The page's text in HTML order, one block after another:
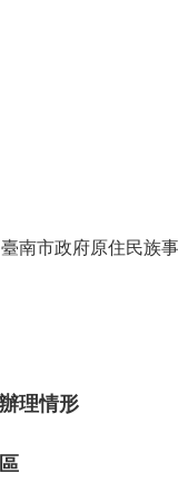
臺南市政府原住民族
理情形